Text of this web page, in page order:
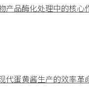
产品酶化处理中的核心
蛋黄酱生产的效率革